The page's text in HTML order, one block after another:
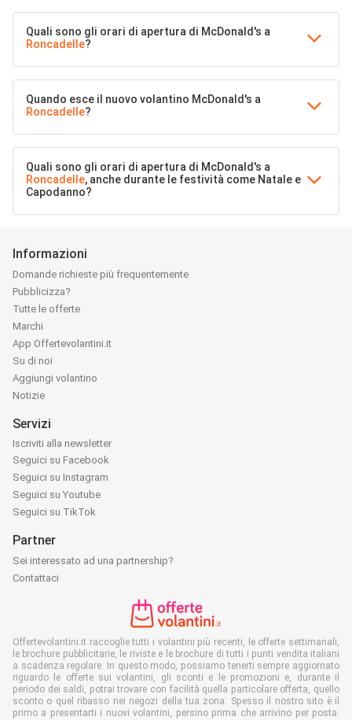
Quali sono gli orari di apertura di McDonald's a
Roncadelle?
Quando esce il nuovo volantino McDonald's a
Roncadelle?
Quali sono gli orari di apertura di McDonald's a
Roncadelle, anche durante le festività come Natale e
Capodanno?
Informazioni
Domande richieste più frequentemente
Pubblicizza?
Tutte le offerte
Marchi
App Offertevolantini.it
Su di noi
Aggiungi volantino
Notizie
Servizi
Iscriviti alla newsletter
Seguici su Facebook
Seguici su Instagram
Seguici su Youtube
Seguici su TikTok
Partner
Sei interessato ad una partnership?
Contattaci
Offertevolantini.it raccoglie tutti i volantini più recenti, le offerte settimanali,
le brochure pubblicitarie, le riviste e le brochure di tutti i punti vendita italiani
a scadenza regolare. In questo modo, possiamo tenerti sempre aggiornato
riguardo le offerte sui volantini, gli sconti e le promozioni e, durante il
periodo dei saldi, potrai trovare con facilità quella particolare offerta, quello
sconto o quel ribasso nei negozi della tua zona. Spesso il nostro sito è il
primo a presentarti i nuovi volantini, persino prima che arrivino per posta.